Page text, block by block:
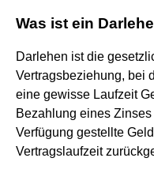
Was ist ein
Darlehen ist die
Vertragsbeziehung, bei
eine gewisse Laufzeit
Bezahlung eines
Verfügung gestellte
Vertragslaufzeit